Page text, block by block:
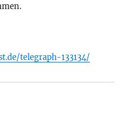
telegraph-133134/